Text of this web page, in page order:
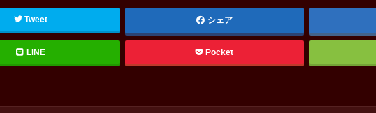
Tweet シェア
LINE Pocket